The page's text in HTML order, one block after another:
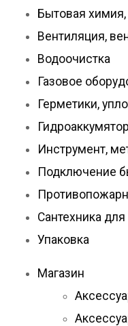
Бытовая
Вентиляция,
Водоочистка
Газовое
Герметики,
Инструмент,
Подключение
Сантехника
Упаковка
Магазин